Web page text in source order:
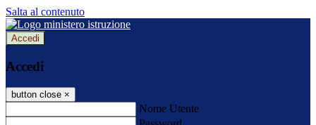
Salta al contenuto
Accedi
Accedi
button close ×
Nome Utente